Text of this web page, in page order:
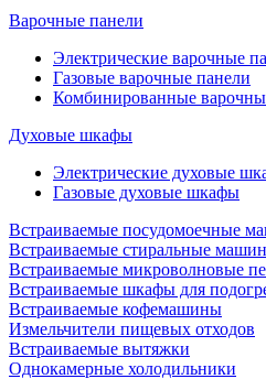
Варочные панели
Электрические варочные
Газовые варочные панели
Комбинированные
Духовые шкафы
Электрические духовые
Газовые духовые шкафы
Встраиваемые посудомоечные
Встраиваемые стиральные
Встраиваемые микроволновые
Встраиваемые шкафы для
Встраиваемые кофемашины
Измельчители пищевых отходов
Встраиваемые вытяжки
Однокамерные холодильники